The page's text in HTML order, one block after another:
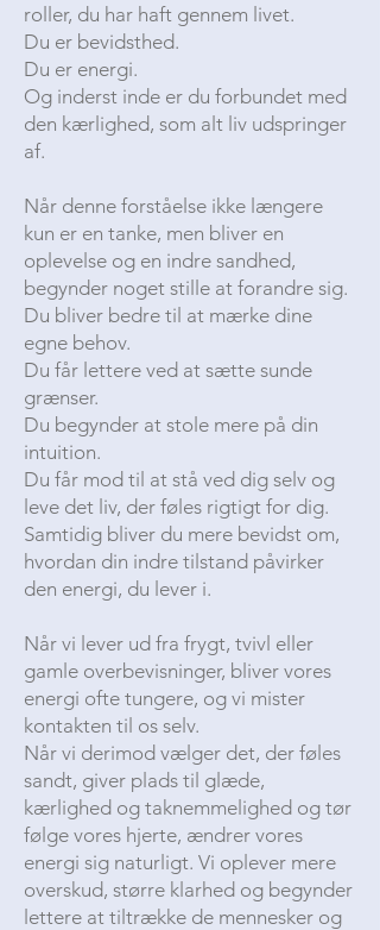
roller, du har haft gennem livet.
Du er bevidsthed.
Du er energi.
Og inderst inde er du forbundet med
den kærlighed, som alt liv udspringer
af.
Når denne forståelse ikke længere
kun er en tanke, men bliver en
oplevelse og en indre sandhed,
begynder noget stille at forandre sig.
Du bliver bedre til at mærke dine
egne behov.
Du får lettere ved at sætte sunde
grænser.
Du begynder at stole mere på din
intuition.
Du får mod til at stå ved dig selv og
leve det liv, der føles rigtigt for dig.
Samtidig bliver du mere bevidst om,
hvordan din indre tilstand påvirker
den energi, du lever i.
Når vi lever ud fra frygt, tvivl eller
gamle overbevisninger, bliver vores
energi ofte tungere, og vi mister
kontakten til os selv.
Når vi derimod vælger det, der føles
sandt, giver plads til glæde,
kærlighed og taknemmelighed og tør
følge vores hjerte, ændrer vores
energi sig naturligt. Vi oplever mere
overskud, større klarhed og begynder
lettere at tiltrække de mennesker og